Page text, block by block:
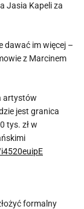
Jasia Kapeli za
dawać im więcej –
z Marcinem
artystów
jest granica
tys. zł w
formalny